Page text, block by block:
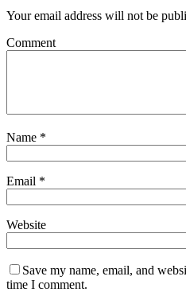
Your email address will not be
Comment
Name *
Email *
Website
Save my name, email, and
time I comment.